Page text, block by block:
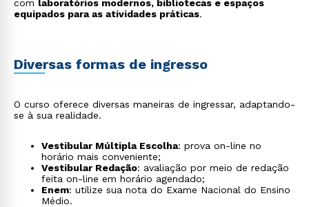
com laboratórios modernos, bibliotecas e espaços
equipados para as atividades práticas.
Diversas formas de ingresso
O curso oferece diversas maneiras de ingressar, adaptando-
se à sua realidade.
Vestibular Múltipla Escolha: prova on-line no
horário mais conveniente;
Vestibular Redação: avaliação por meio de redação
feita on-line em horário agendado;
Enem: utilize sua nota do Exame Nacional do Ensino
Médio.
Rápido e fácil
WhatsApp
ou